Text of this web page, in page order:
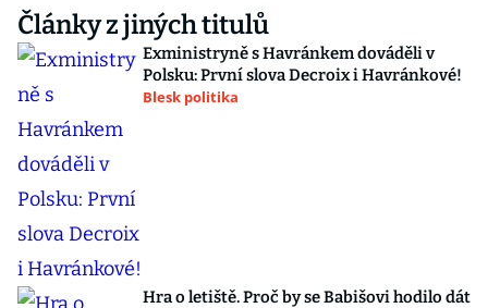
Články z jiných titulů
Exministryně s Havránkem dováděli v
Polsku: První slova Decroix i Havránkové!
Blesk politika
Hra o letiště. Proč by se Babišovi hodilo dát